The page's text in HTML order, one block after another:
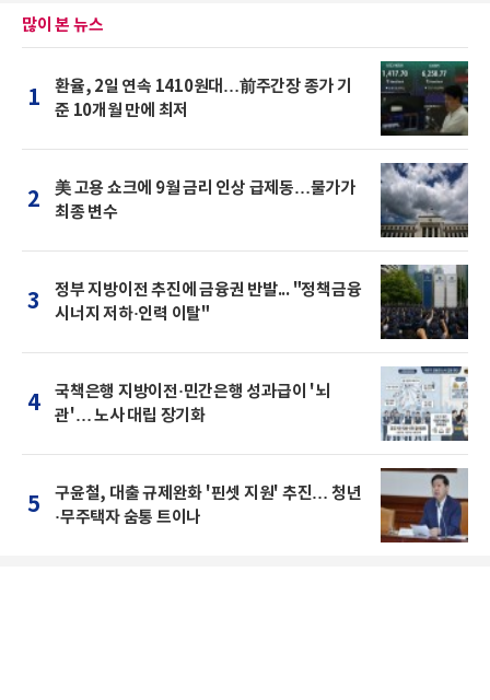
많이 본 뉴스
1
환율, 2일 연속 1410원대…前주간장 종가 기
준 10개월 만에 최저
2
美 고용 쇼크에 9월 금리 인상 급제동…물가가
최종 변수
3
정부 지방이전 추진에 금융권 반발... "정책금융
시너지 저하·인력 이탈"
4
국책은행 지방이전·민간은행 성과급이 '뇌
관'… 노사 대립 장기화
5
구윤철, 대출 규제완화 '핀셋 지원' 추진… 청년
·무주택자 숨통 트이나